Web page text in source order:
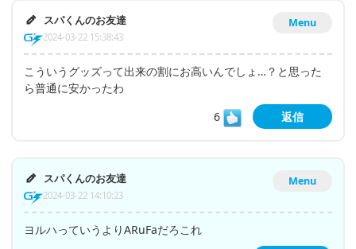
Menu
スパくんのお友達
2024-03-22 15:38:43
こういうグッズって出来の割にお高いんでしょ…？と思った
ら普通に安かったわ
6
返信
Menu
スパくんのお友達
2024-03-22 14:10:23
ヨルハっていうよりARuFaだろこれ